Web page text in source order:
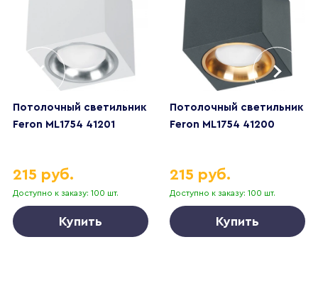
Потолочный светильник
Feron ML1754 41201
Доступно к заказу: 100 шт.
215 руб.
Купить
Потолочный светильник
Feron ML1754 41200
Доступно к заказу: 100 шт.
215 руб.
Купить